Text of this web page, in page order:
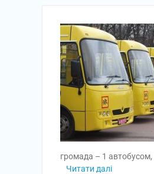
громада – 1 автобусом,
Читати далі